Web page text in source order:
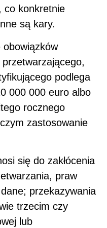
co konkretnie
są kary.
podlega
000 000 euro albo
rocznego
zastosowanie
się do zakłócenia
praw
przekazywania
trzecim czy
lub